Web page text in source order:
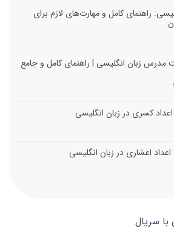
راهنمای کامل و مهارت‌های لازم برای
مدرس زبان انگلیسی | راهنمای کامل و جامع
کسری در زبان انگلیسی
اعشاری در زبان انگلیسی